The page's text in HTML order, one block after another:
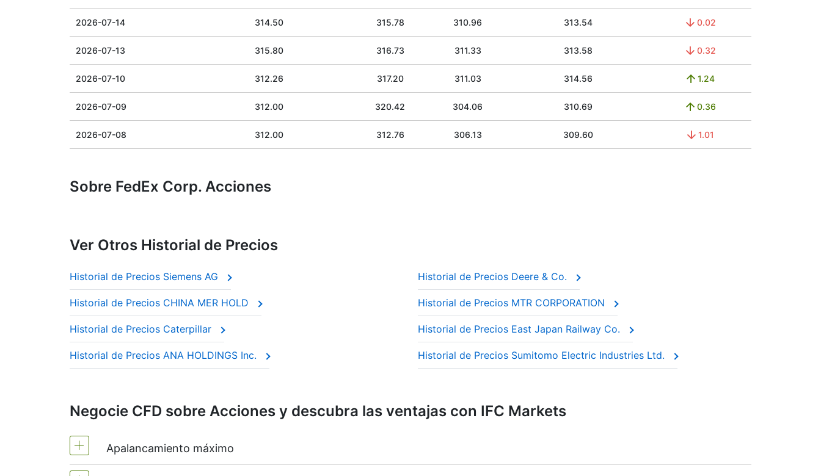
2026-07-14 314.50 315.78 310.96 313.54 0.02
2026-07-13 315.80 316.73 311.33 313.58 0.32
2026-07-10 312.26 317.20 311.03 314.56 1.24
2026-07-09 312.00 320.42 304.06 310.69 0.36
2026-07-08 312.00 312.76 306.13 309.60 1.01
Sobre FedEx Corp. Acciones
Ver Otros Historial de Precios
Historial de Precios Siemens AG Historial de Precios Deere & Co.
Historial de Precios CHINA MER HOLD Historial de Precios MTR CORPORATION
Historial de Precios Caterpillar Historial de Precios East Japan Railway Co.
Historial de Precios ANA HOLDINGS Inc. Historial de Precios Sumitomo Electric Industries Ltd.
Negocie CFD sobre Acciones y descubra las ventajas con IFC Markets
Apalancamiento máximo